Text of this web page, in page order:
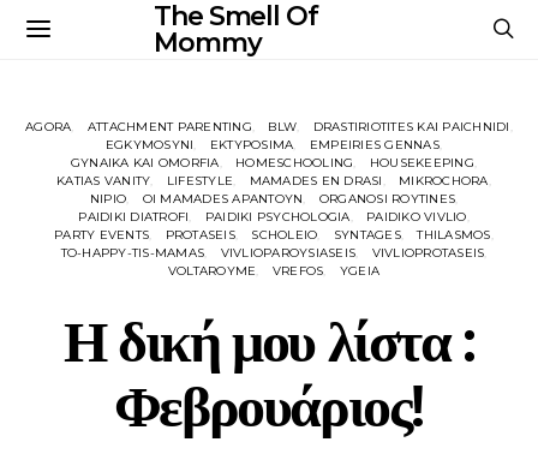
The Smell Of
Mommy
AGORA ATTACHMENT PARENTING BLW
DRASTIRIOTITES KAI PAICHNIDI
EGKYMOSYNI
EKTYPOSIMA
EMPEIRIES GENNAS
GYNAIKA KAI OMORFIA
HOMESCHOOLING
HOUSEKEEPING
KATIAS VANITY
LIFESTYLE MAMADES EN DRASI
MIKROCHORA
NIPIO
OI MAMADES APANTOYN
ORGANOSI ROYTINES
PAIDIKI DIATROFI
PAIDIKI PSYCHOLOGIA
PAIDIKO VIVLIO
PARTY EVENTS
PROTASEIS SCHOLEIO SYNTAGES
THILASMOS
TO-HAPPY-TIS-MAMAS
VIVLIOPAROYSIASEIS
VIVLIOPROTASEIS
VOLTAROYME
VREFOS YGEIA
Η δική μου λίστα :
Φεβρουάριος!